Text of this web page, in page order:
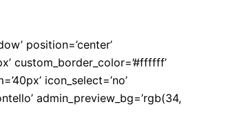
position=’center’
custom_border_color=’#ffffff’
icon_select=’no’
admin_preview_bg=’rgb(34,